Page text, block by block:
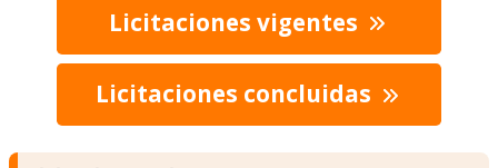
Licitaciones vigentes
Licitaciones concluidas